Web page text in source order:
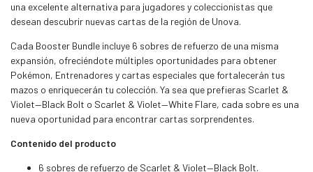
una excelente alternativa para jugadores y coleccionistas que
desean descubrir nuevas cartas de la región de Unova.
Cada Booster Bundle incluye 6 sobres de refuerzo de una misma
expansión, ofreciéndote múltiples oportunidades para obtener
Pokémon, Entrenadores y cartas especiales que fortalecerán tus
mazos o enriquecerán tu colección. Ya sea que prefieras Scarlet &
Violet—Black Bolt o Scarlet & Violet—White Flare, cada sobre es una
nueva oportunidad para encontrar cartas sorprendentes.
Contenido del producto
6 sobres de refuerzo de Scarlet & Violet—Black Bolt.